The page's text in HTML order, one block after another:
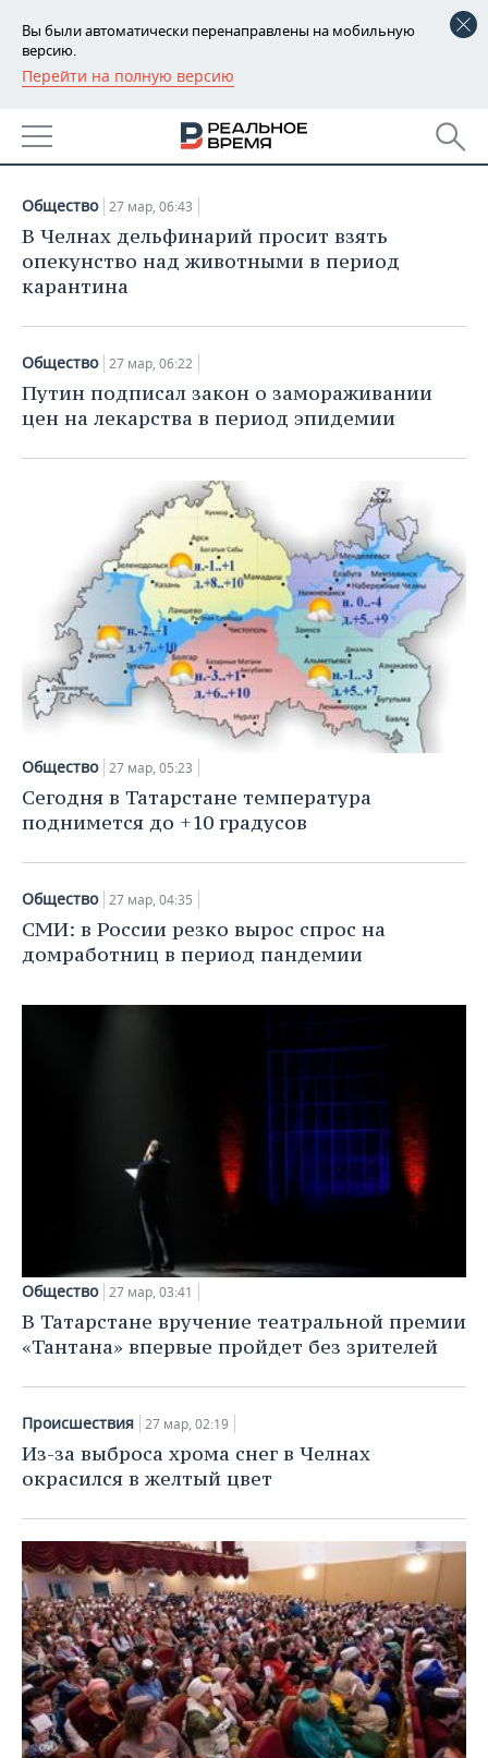
Вы были автоматически перенаправлены на мобильную
версию.
Перейти на полную версию
РЕГИОНЫ
БАШКОРТОСТАН
УДМУРТИЯ
НОВОСТИ
НОВОСТИ АНАЛИТИКИ
ДЕКЛАРАЦИИ О ДОХОДАХ
КОРОЛИ ГОСЗАКАЗА ПФО
ВУЗЫ ТАТАРСТАНА
КОМУ ПРИНАДЛЕЖАТ
ТАТАРСТАНА
ЭКОНОМИКА
НОВОСТИ ЭКОНОМИКИ
ФИНАНСЫ
БЮДЖЕТ
ПРОМЫШЛЕННОСТЬ
НОВОСТИ
АГРОПРОМ
ЭНЕРГЕТИКА
НЕДВИЖИМОСТЬ
НОВОСТИ НЕДВИЖИМОСТИ
НОВОСТИ АВТО
БИЗНЕС
НОВОСТИ БИЗНЕСА
РОЗНИЧНАЯ ТОРГОВЛЯ
ТРАНСПОРТ
УСЛУГИ
НОВОСТИ ТЕХНОЛОГИЙ
МЕДИА
ТЕЛЕКОММУНИКАЦИИ
МЕРОПРИЯТИЯ
НОВОСТИ МЕРОПРИЯТИЙ
ВЫЕЗДНАЯ РЕДАКЦИЯ
БИЗНЕС-БРАНЧИ
ONLINE-КОНФЕРЕНЦИИ
ОТКРЫТАЯ ЛЕКЦИЯ
НОВОСТИ СПОРТА
ФУТБОЛ
БАСКЕТБОЛ
ВОЛЕЙБОЛ
ФИГУРНОЕ КАТАНИЕ
ОБЩЕСТВО
НОВОСТИ ОБЩЕСТВА
ИНФРАСТРУКТУРА
ИСТОРИЯ
МЕДИЦИНА
ФОТОГАЛЕРЕЯ
СПРАВОЧНИК
СПИСОК ПЕРСОН
ПОЛНАЯ ВЕРСИЯ
27.03.2020
Общество 27 мар, 06:43
В Челнах дельфинарий просит взять
опекунство над животными в период
карантина
Общество 27 мар, 06:22
Путин подписал закон о замораживании
цен на лекарства в период эпидемии
Общество 27 мар, 05:23
Сегодня в Татарстане температура
поднимется до +10 градусов
Общество 27 мар, 04:35
СМИ: в России резко вырос спрос на
домработниц в период пандемии
Общество 27 мар, 03:41
В Татарстане вручение театральной премии
«Тантана» впервые пройдет без зрителей
Происшествия 27 мар, 02:19
Из-за выброса хрома снег в Челнах
окрасился в желтый цвет